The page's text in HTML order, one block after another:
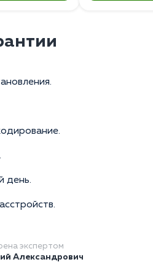
день.
экспертом
Александрович